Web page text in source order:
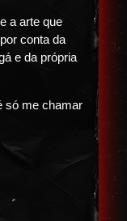
a arte que
conta da
e da própria
só me chamar